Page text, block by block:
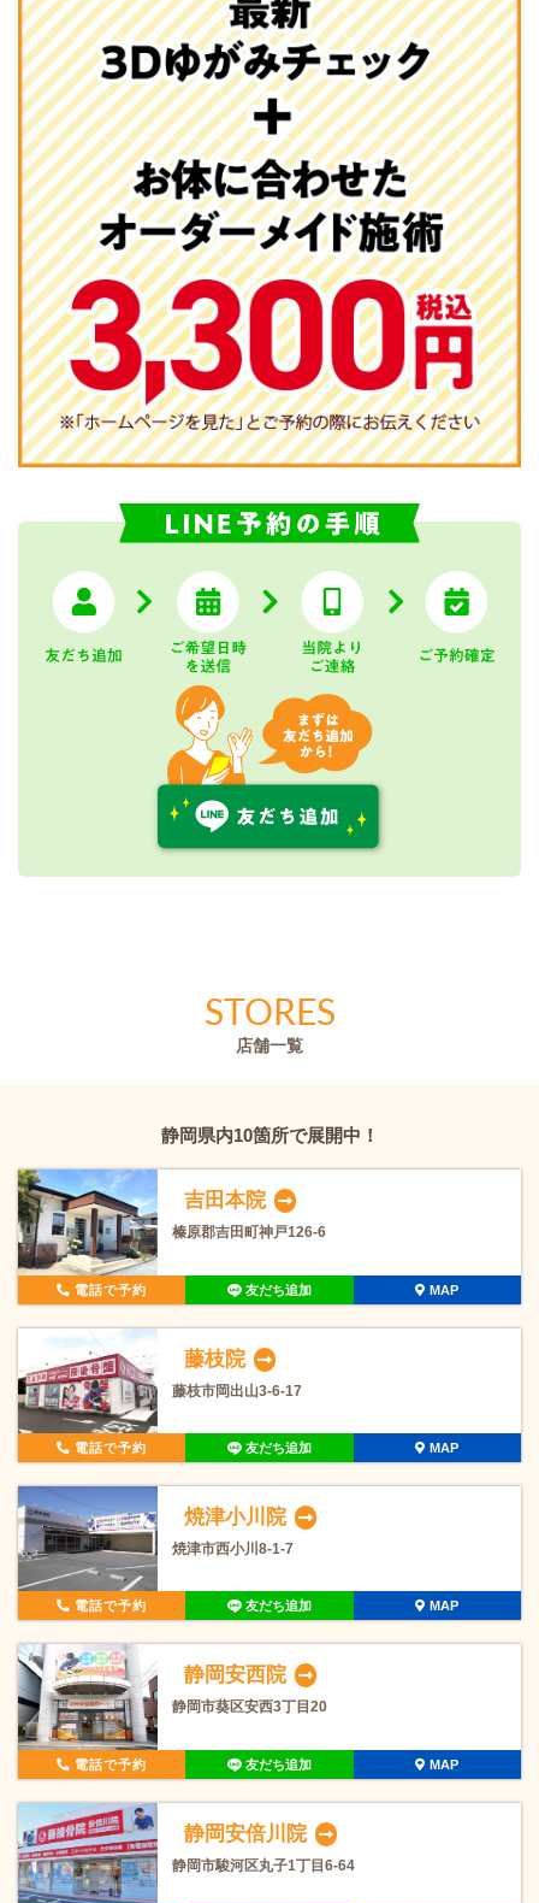
STORES
店舗一覧
静岡県内10箇所で展開中！
吉田本院
榛原郡吉田町神戸126-6
電話で予約 友だち追加 MAP
藤枝院
藤枝市岡出山3-6-17
電話で予約 友だち追加 MAP
焼津小川院
焼津市西小川8-1-7
電話で予約 友だち追加 MAP
静岡安西院
静岡市葵区安西3丁目20
電話で予約 友だち追加 MAP
静岡安倍川院
静岡市駿河区丸子1丁目6-64